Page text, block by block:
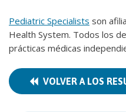
Pediatric Specialists son
Health System. Todos los
prácticas médicas
VOLVER A LOS